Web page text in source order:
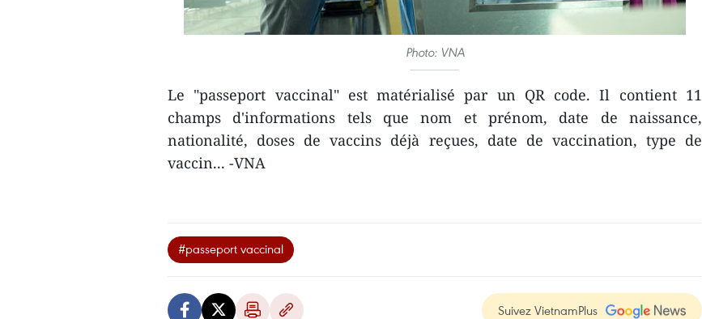
Photo: VNA
Le "passeport vaccinal" est matérialisé par un QR code. Il contient 11
champs d'informations tels que nom et prénom, date de naissance,
nationalité, doses de vaccins déjà reçues, date de vaccination, type de
vaccin... -VNA
#passeport vaccinal
Suivez VietnamPlus